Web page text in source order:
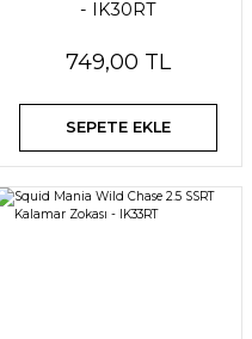
- IK30RT
749,00 TL
SEPETE EKLE